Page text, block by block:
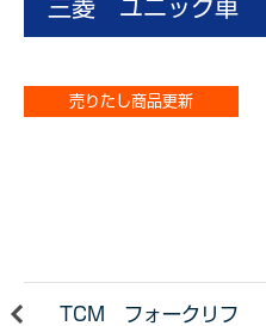
三菱 ユニック車
売りたし商品更新
TCM フォークリフ